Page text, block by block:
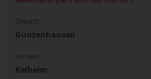
Départ:
Gunzenhausen
Arrivée:
Kelheim